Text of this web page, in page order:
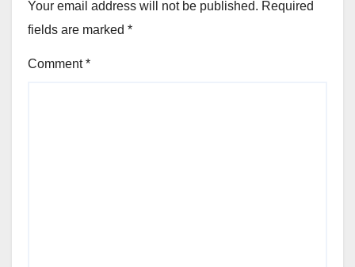
Your email address will not be published. Required
fields are marked *
Comment*